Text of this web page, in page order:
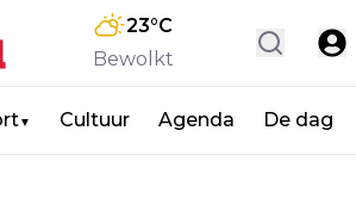
23°C
Bewolkt
▼ Cultuur Agenda De dag